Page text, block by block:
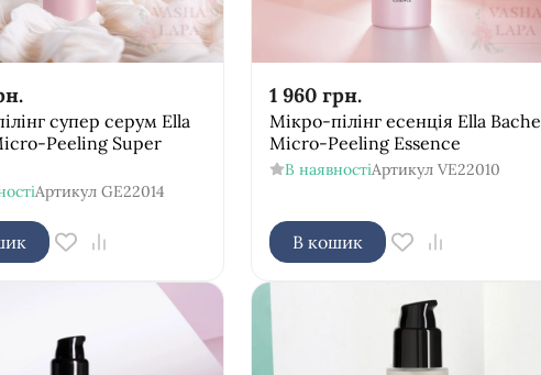
супер серум Ella
Peeling Super
Артикул GE22014
1 960 грн.
Мікро-пілінг есенція Ella Bache
Micro-Peeling Essence
В наявностіАртикул VE22010
В кошик